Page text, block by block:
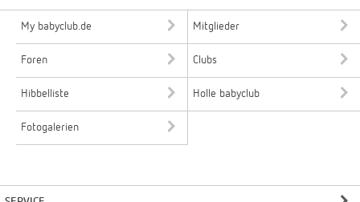
My babyclub.de Mitglieder
Foren Clubs
Hibbelliste Holle babyclub
Fotogalerien